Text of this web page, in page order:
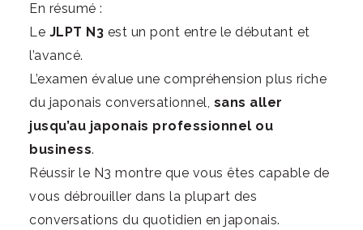
En résumé :
Le JLPT N3 est un pont entre le débutant et
l’avancé.
L’examen évalue une compréhension plus riche
du japonais conversationnel, sans aller
jusqu’au japonais professionnel ou
business.
Réussir le N3 montre que vous êtes capable de
vous débrouiller dans la plupart des
conversations du quotidien en japonais.